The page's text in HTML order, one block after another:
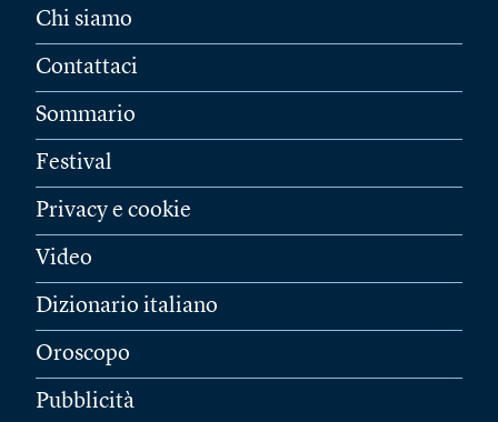
Chi siamo
Contattaci
Sommario
Festival
Privacy e cookie
Video
Dizionario italiano
Oroscopo
Pubblicità